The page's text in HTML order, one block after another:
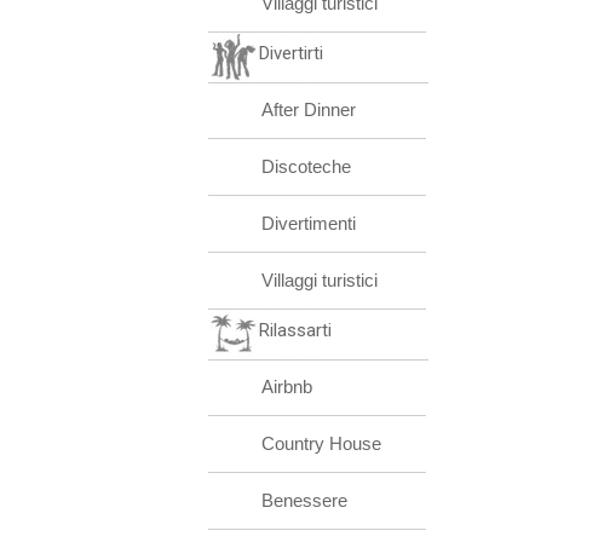
Divertirti
After Dinner
Discoteche
Divertimenti
Villaggi turistici
Rilassarti
Airbnb
Country House
Benessere